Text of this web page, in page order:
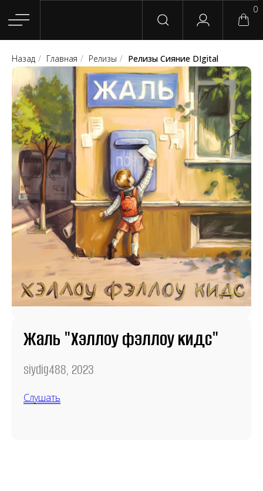
Главная Магазин Группы Релизы Плейлисты
Сотрудничество Для покупателей English
Назад / Главная / Релизы / Релизы Сияние DIgital
Жаль "Хэллоу фэллоу кидс"
siydig488, 2023
Слушать